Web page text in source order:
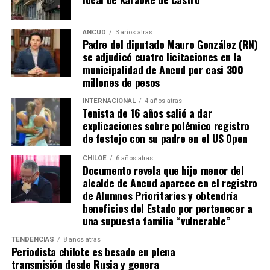
“Efectivamente al interpretar el dictamen de
Contraloría, si bien es cierto, permite nuevamente
sanear sitios, sobre la propiedad particular en el
sector rural específicamente, viene con algunas
precisiones y van a ser más rigurosos en la
ocupación material, es decir, la persona que quiera
sanear tiene que tener un inmueble construido
sobre el sitio, tiene que estar cerrado, tiene que
estar conectado idealmente a los servicios básicos,
idealmente a agua potable, luz eléctrica y tener
dominio de ocupación material por más de 5 años,
como lo dice la Ley”,recalcó el consejero de la
provincia de Chiloé.
Cabe recordar que el consejero Francisco Cárcamo había
planteado esta inquietud el pasado 20 de marzo en el
Consejo Regional, logrando el acuerdo de todos los
consejeros para oficiar al Ministerio del ramo e invitar a
ANCUD 3 años atras
Padre del diputado Mauro González (RN)
se adjudicó cuatro licitaciones en la
municipalidad de Ancud por casi 300
millones de pesos
INTERNACIONAL 4 años atras
Tenista de 16 años salió a dar
explicaciones sobre polémico registro
de festejo con su padre en el US Open
CHILOE 6 años atras
Documento revela que hijo menor del
alcalde de Ancud aparece en el registro
de Alumnos Prioritarios y obtendría
beneficios del Estado por pertenecer a
una supuesta familia “vulnerable”
TENDENCIAS 8 años atras
Periodista chilote es besado en plena
transmisión desde Rusia y genera